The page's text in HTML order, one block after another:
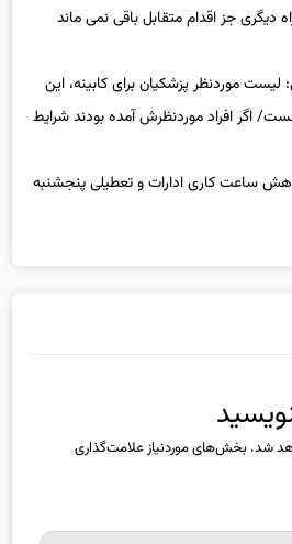
موردنظر پزشکیان برای کابینه، این
اگر افراد موردنظرش آمده بودند شرایط
ساعت کاری ادارات و تعطیلی پنجشنبه
شد.بخش‌های موردنیاز علامت‌گذاری